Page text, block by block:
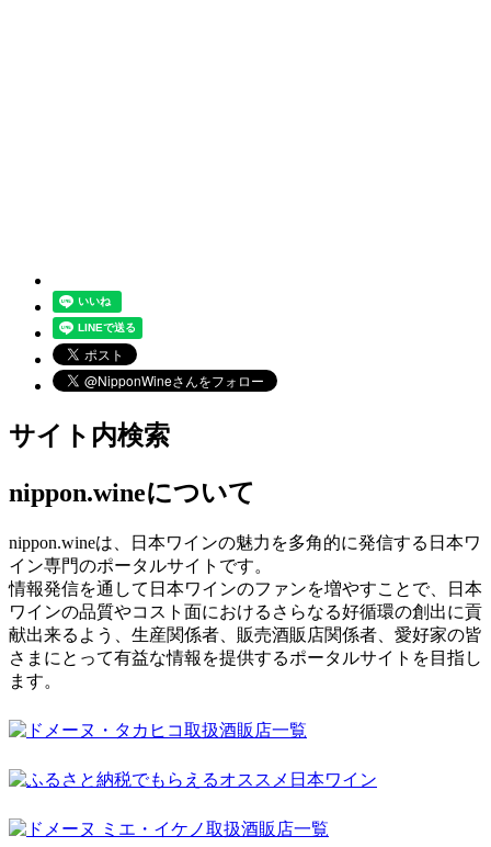
サイト内検索
nippon.wineについて
nippon.wineは、日本ワインの魅力を多角的に発信する日本ワ
イン専門のポータルサイトです。
情報発信を通して日本ワインのファンを増やすことで、日本
ワインの品質やコスト面におけるさらなる好循環の創出に貢
献出来るよう、生産関係者、販売酒販店関係者、愛好家の皆
さまにとって有益な情報を提供するポータルサイトを目指し
ます。